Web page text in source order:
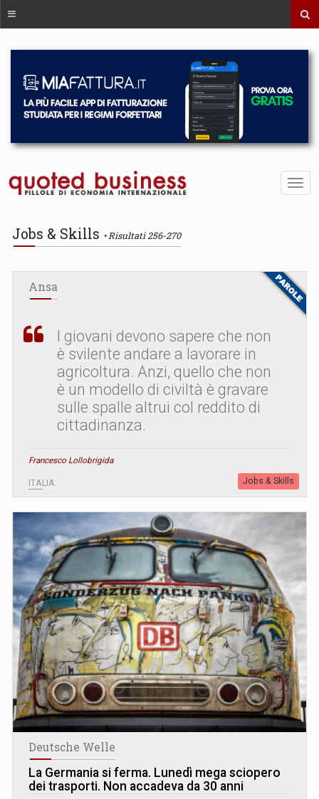
Jobs & Skills Risultati 256-270
Ansa
I giovani devono sapere che non
è svilente andare a lavorare in
agricoltura. Anzi, quello che non
è un modello di civiltà è gravare
sulle spalle altrui col reddito di
cittadinanza.
Francesco Lollobrigida
ITALIA Jobs & Skills
Deutsche Welle
La Germania si ferma. Lunedì mega sciopero
dei trasporti. Non accadeva da 30 anni